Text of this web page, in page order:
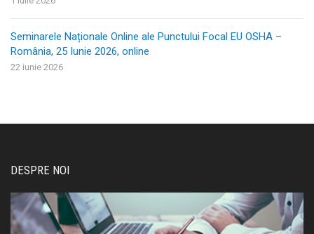
Seminarele Naționale Online ale Punctului Focal EU OSHA –
România, 25 Iunie 2026, online
22 iunie 2026
DESPRE NOI